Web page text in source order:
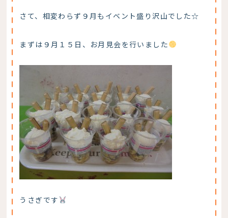
さて、相変わらず９月もイベント盛り沢山でした☆
まずは９月１５日、お月見会を行いました
うさぎです